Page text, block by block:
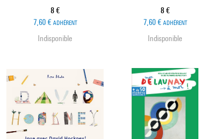
Prix ​​actuel
8 €
7,60 € ADHÉRENT
Indisponible
Prix ​​actuel
8 €
7,60 € ADHÉRENT
Indisponible